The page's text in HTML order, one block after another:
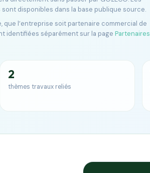
disponibles dans la base publique source.
que l’entreprise soit partenaire commercial de
identifiées séparément sur la page Partenaires
2
thèmes travaux reliés